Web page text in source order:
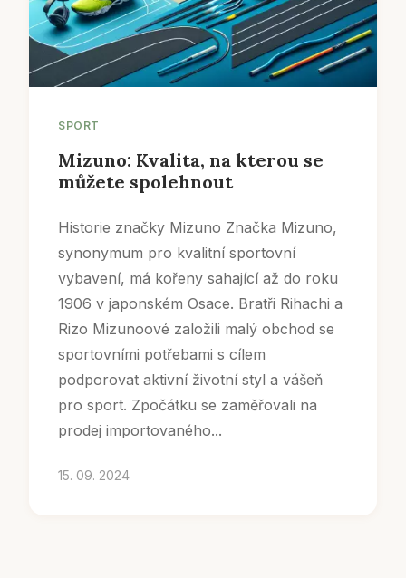
SPORT
Mizuno: Kvalita, na kterou se
můžete spolehnout
Historie značky Mizuno Značka Mizuno,
synonymum pro kvalitní sportovní
vybavení, má kořeny sahající až do roku
1906 v japonském Osace. Bratři Rihachi a
Rizo Mizunoové založili malý obchod se
sportovními potřebami s cílem
podporovat aktivní životní styl a vášeň
pro sport. Zpočátku se zaměřovali na
prodej importovaného...
15. 09. 2024